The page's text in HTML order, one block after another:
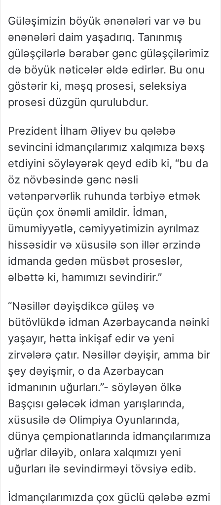
Güləşimizin böyük ənənələri var və bu
ənənələri daim yaşadırıq. Tanınmış
güləşçilərlə bərabər gənc güləşçilərimiz
də böyük nəticələr əldə edirlər. Bu onu
göstərir ki, məşq prosesi, seleksiya
prosesi düzgün qurulubdur.
Prezident İlham Əliyev bu qələbə
sevincini idmançılarımız xalqımıza bəxş
etdiyini söyləyərək qeyd edib ki, “bu da
öz növbəsində gənc nəsli
vətənpərvərlik ruhunda tərbiyə etmək
üçün çox önəmli amildir. İdman,
ümumiyyətlə, cəmiyyətimizin ayrılmaz
hissəsidir və xüsusilə son illər ərzində
idmanda gedən müsbət proseslər,
əlbəttə ki, hamımızı sevindirir.”
“Nəsillər dəyişdikcə güləş və
bütövlükdə idman Azərbaycanda nəinki
yaşayır, hətta inkişaf edir və yeni
zirvələrə çatır. Nəsillər dəyişir, amma bir
şey dəyişmir, o da Azərbaycan
idmanının uğurları.”- söyləyən ölkə
Başçısı gələcək idman yarışlarında,
xüsusilə də Olimpiya Oyunlarında,
dünya çempionatlarında idmançılarımıza
uğrlar diləyib, onlara xalqımızı yeni
uğurları ilə sevindirməyi tövsiyə edib.
İdmançılarımızda çox güclü qələbə əzmi